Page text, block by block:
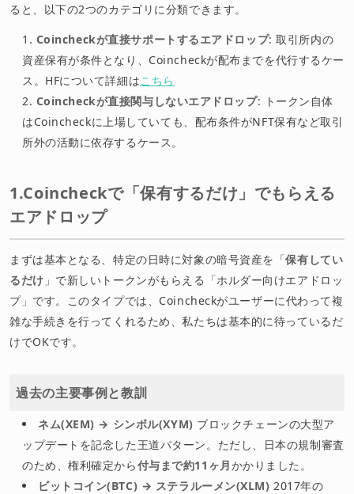
ると、以下の2つのカテゴリに分類できます。
Coincheckが直接サポートするエアドロップ: 取引所内の
資産保有が条件となり、Coincheckが配布までを代行するケー
ス。HFについて詳細はこちら
Coincheckが直接関与しないエアドロップ: トークン自体
はCoincheckに上場していても、配布条件がNFT保有など取引
所外の活動に依存するケース。
1.Coincheckで「保有するだけ」でもらえる
エアドロップ
まずは基本となる、特定の日時に対象の暗号資産を「保有してい
るだけ 」で新しいトークンがもらえる「ホルダー向けエアドロッ
プ」です。このタイプでは、Coincheckがユーザーに代わって複
雑な手続きを行ってくれるため、私たちは基本的に待っているだ
けでOKです。
過去の主要事例と教訓
ネム(XEM) → シンボル(XYM) ブロックチェーンの大型ア
ップデートを記念した王道パターン。ただし、日本の規制審査
のため、権利確定から付与まで約11ヶ月かかりました。
ビットコイン(BTC) → ステラルーメン(XLM) 2017年の